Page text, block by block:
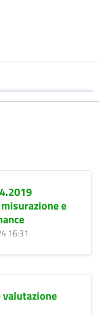
e
16:31